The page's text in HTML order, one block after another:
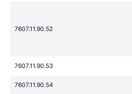
7607.11.90.52
7607.11.90.53
7607.11.90.54